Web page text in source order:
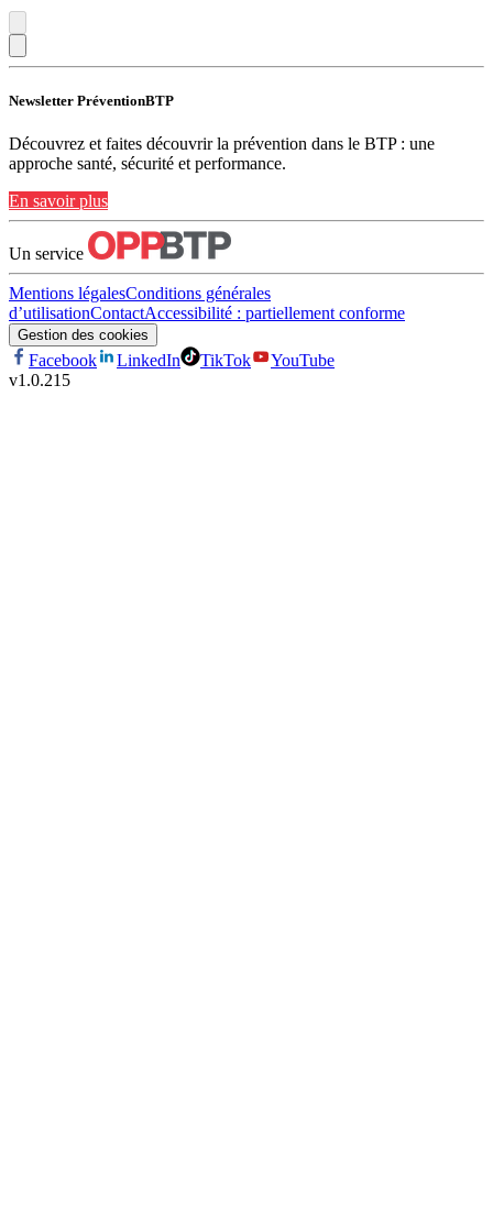
Newsletter PréventionBTP
Découvrez et faites découvrir la prévention dans le BTP : une
approche santé, sécurité et performance.
En savoir plus
Un service
Mentions légalesConditions générales
d’utilisationContactAccessibilité : partiellement conforme
Gestion des cookies
Facebook LinkedIn TikTok
YouTube
v1.0.215